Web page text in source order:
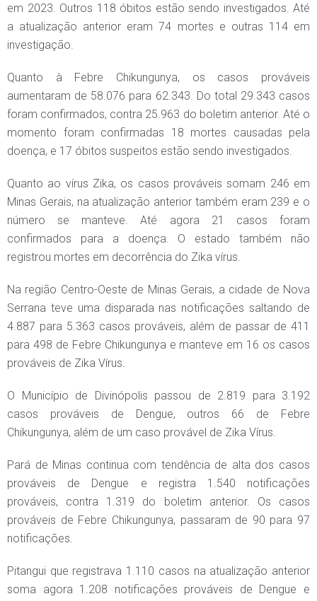
em 2023. Outros 118 óbitos estão sendo investigados. Até
a atualização anterior eram 74 mortes e outras 114 em
investigação.
Quanto à Febre Chikungunya, os casos prováveis
aumentaram de 58.076 para 62.343. Do total 29.343 casos
foram confirmados, contra 25.963 do boletim anterior. Até o
momento foram confirmadas 18 mortes causadas pela
doença, e 17 óbitos suspeitos estão sendo investigados.
Quanto ao vírus Zika, os casos prováveis somam 246 em
Minas Gerais, na atualização anterior também eram 239 e o
número se manteve. Até agora 21 casos foram
confirmados para a doença. O estado também não
registrou mortes em decorrência do Zika vírus.
Na região Centro-Oeste de Minas Gerais, a cidade de Nova
Serrana teve uma disparada nas notificações saltando de
4.887 para 5.363 casos prováveis, além de passar de 411
para 498 de Febre Chikungunya e manteve em 16 os casos
prováveis de Zika Vírus.
O Município de Divinópolis passou de 2.819 para 3.192
casos prováveis de Dengue, outros 66 de Febre
Chikungunya, além de um caso provável de Zika Vírus.
Pará de Minas continua com tendência de alta dos casos
prováveis de Dengue e registra 1.540 notificações
prováveis, contra 1.319 do boletim anterior. Os casos
prováveis de Febre Chikungunya, passaram de 90 para 97
notificações.
Pitangui que registrava 1.110 casos na atualização anterior
soma agora 1.208 notificações prováveis de Dengue e